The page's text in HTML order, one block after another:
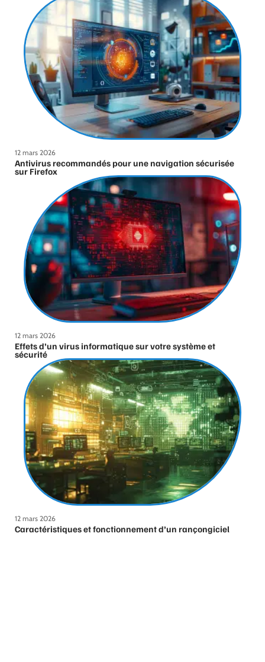
12 mars 2026
Antivirus recommandés pour une navigation sécurisée
sur Firefox
12 mars 2026
Effets d’un virus informatique sur votre système et
sécurité
12 mars 2026
Caractéristiques et fonctionnement d’un rançongiciel
ransomware